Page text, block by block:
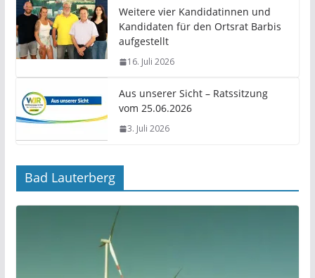
Weitere vier Kandidatinnen und
Kandidaten für den Ortsrat Barbis
aufgestellt
16. Juli 2026
Aus unserer Sicht – Ratssitzung
vom 25.06.2026
3. Juli 2026
Bad Lauterberg